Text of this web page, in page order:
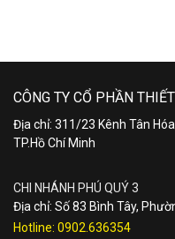
CÔNG TY CỔ PHẦN
Địa chỉ: 311/23 Kênh Tân
TP.Hồ Chí Minh
CHI NHÁNH PHÚ QUÝ 3
Địa chỉ: Số 83 Bình Tây,
Hotline: 0902.636354